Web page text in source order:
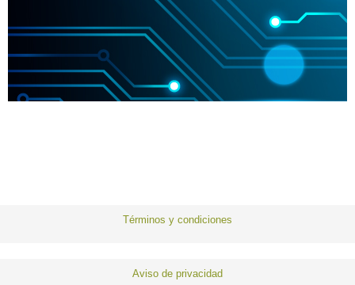
Términos y condiciones
Aviso de privacidad